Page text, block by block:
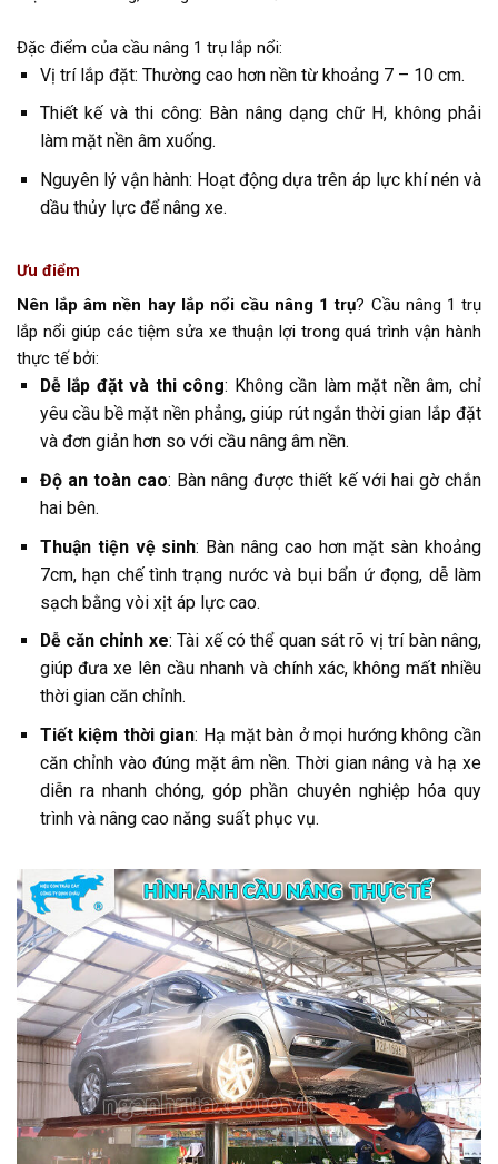
Đặc điểm của cầu nâng 1 trụ lắp nổi:
Vị trí lắp đặt: Thường cao hơn nền từ khoảng 7 – 10 cm.
Thiết kế và thi công: Bàn nâng dạng chữ H, không phải
làm mặt nền âm xuống.
Nguyên lý vận hành: Hoạt động dựa trên áp lực khí nén và
dầu thủy lực để nâng xe.
Ưu điểm
Nên lắp âm nền hay lắp nổi cầu nâng 1 trụ? Cầu nâng 1 trụ
lắp nổi giúp các tiệm sửa xe thuận lợi trong quá trình vận hành
thực tế bởi:
Dễ lắp đặt và thi công: Không cần làm mặt nền âm, chỉ
yêu cầu bề mặt nền phẳng, giúp rút ngắn thời gian lắp đặt
và đơn giản hơn so với cầu nâng âm nền.
Độ an toàn cao: Bàn nâng được thiết kế với hai gờ chắn
hai bên.
Thuận tiện vệ sinh: Bàn nâng cao hơn mặt sàn khoảng
7cm, hạn chế tình trạng nước và bụi bẩn ứ đọng, dễ làm
sạch bằng vòi xịt áp lực cao.
Dễ căn chỉnh xe: Tài xế có thể quan sát rõ vị trí bàn nâng,
giúp đưa xe lên cầu nhanh và chính xác, không mất nhiều
thời gian căn chỉnh.
Tiết kiệm thời gian: Hạ mặt bàn ở mọi hướng không cần
căn chỉnh vào đúng mặt âm nền. Thời gian nâng và hạ xe
diễn ra nhanh chóng, góp phần chuyên nghiệp hóa quy
trình và nâng cao năng suất phục vụ.